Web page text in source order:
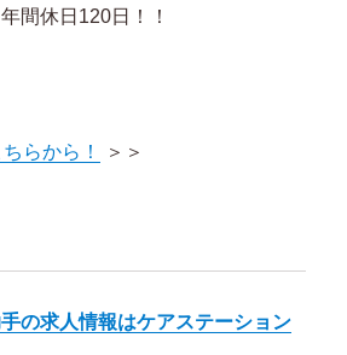
間休日120日！！
らから！ ＞＞
の求人情報はケアステーション